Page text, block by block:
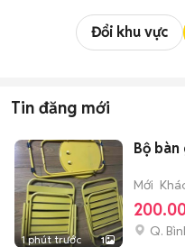
Đổi khu vực
Tin đăng mới
1 phút trước 1
Bộ
Mới
Q.